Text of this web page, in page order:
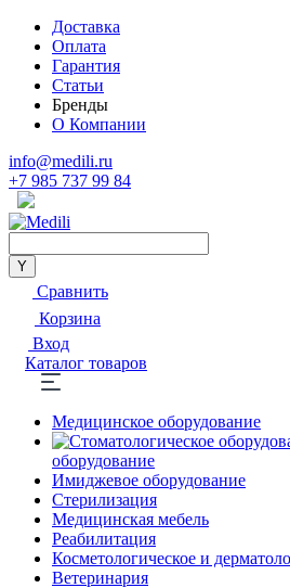
Доставка
Оплата
Гарантия
Статьи
Бренды
О Компании
info@medili.ru
+7 985 737 99 84
Сравнить
Корзина
Вход
Каталог товаров
Медицинское оборудование
оборудование
Имиджевое оборудование
Стерилизация
Медицинская мебель
Реабилитация
Косметологическое и
Ветеринария